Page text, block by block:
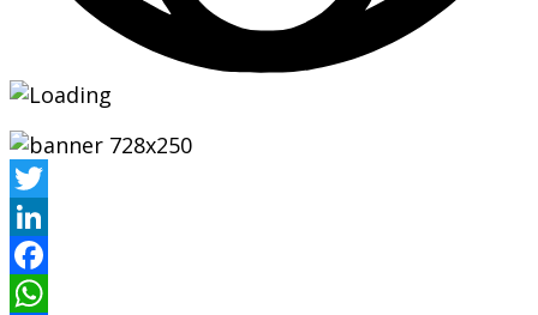
Twitter
LinkedIn
Facebook